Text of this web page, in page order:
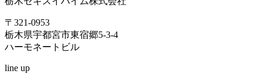
〒321-0953
栃木県宇都宮市東宿郷5-3-4
ハーモネートビル
line up